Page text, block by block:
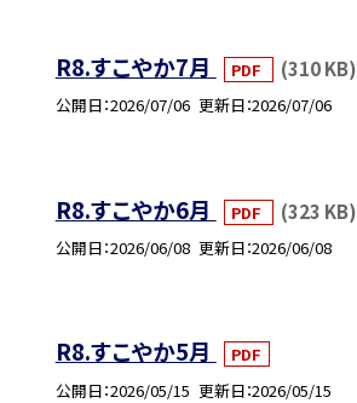
R8.すこやか7月 PDF (310 KB)
公開日 2026/07/06 更新日 2026/07/06
R8.すこやか6月 PDF (323 KB)
公開日 2026/06/08 更新日 2026/06/08
R8.すこやか5月
PDF
公開日 2026/05/15 更新日 2026/05/15